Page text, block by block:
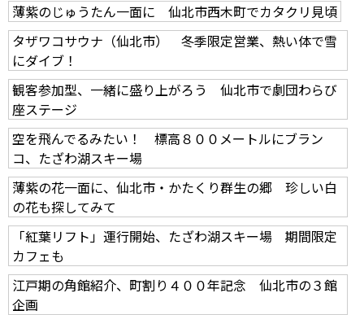
薄紫のじゅうたん一面に 仙北市西木町でカタクリ見頃
タザワコサウナ（仙北市） 冬季限定営業、熱い体で雪
にダイブ！
観客参加型、一緒に盛り上がろう 仙北市で劇団わらび
座ステージ
空を飛んでるみたい！ 標高８００メートルにブラン
コ、たざわ湖スキー場
薄紫の花一面に、仙北市・かたくり群生の郷 珍しい白
の花も探してみて
「紅葉リフト」運行開始、たざわ湖スキー場 期間限定
カフェも
江戸期の角館紹介、町割り４００年記念 仙北市の３館
企画